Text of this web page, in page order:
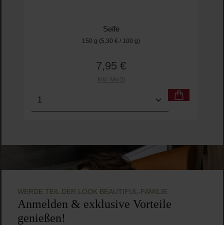
Seife
150 g (5,30 € / 100 g)
Regulärer Preis:
7,95 €
Inkl. MwSt
Produkt Anzahl: Gib den gewünschten Wert
WERDE TEIL DER LOOK BEAUTIFUL-FAMILIE
Anmelden & exklusive Vorteile
genießen!